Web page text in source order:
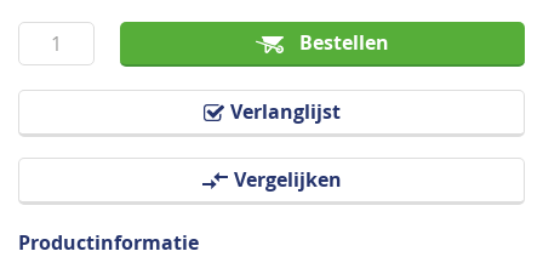
Bestellen
Verlanglijst
Vergelijken
het
begin
van
Productinformatie